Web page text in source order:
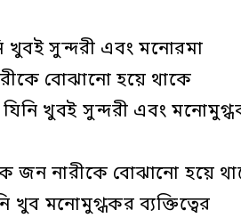
খুবই সুন্দরী এবং মনোরমা
বোঝানো হয়ে থাকে
খুবই সুন্দরী এবং
জন নারীকে বোঝানো হয়ে
মনোমুগ্ধকর ব্যক্তিত্বের